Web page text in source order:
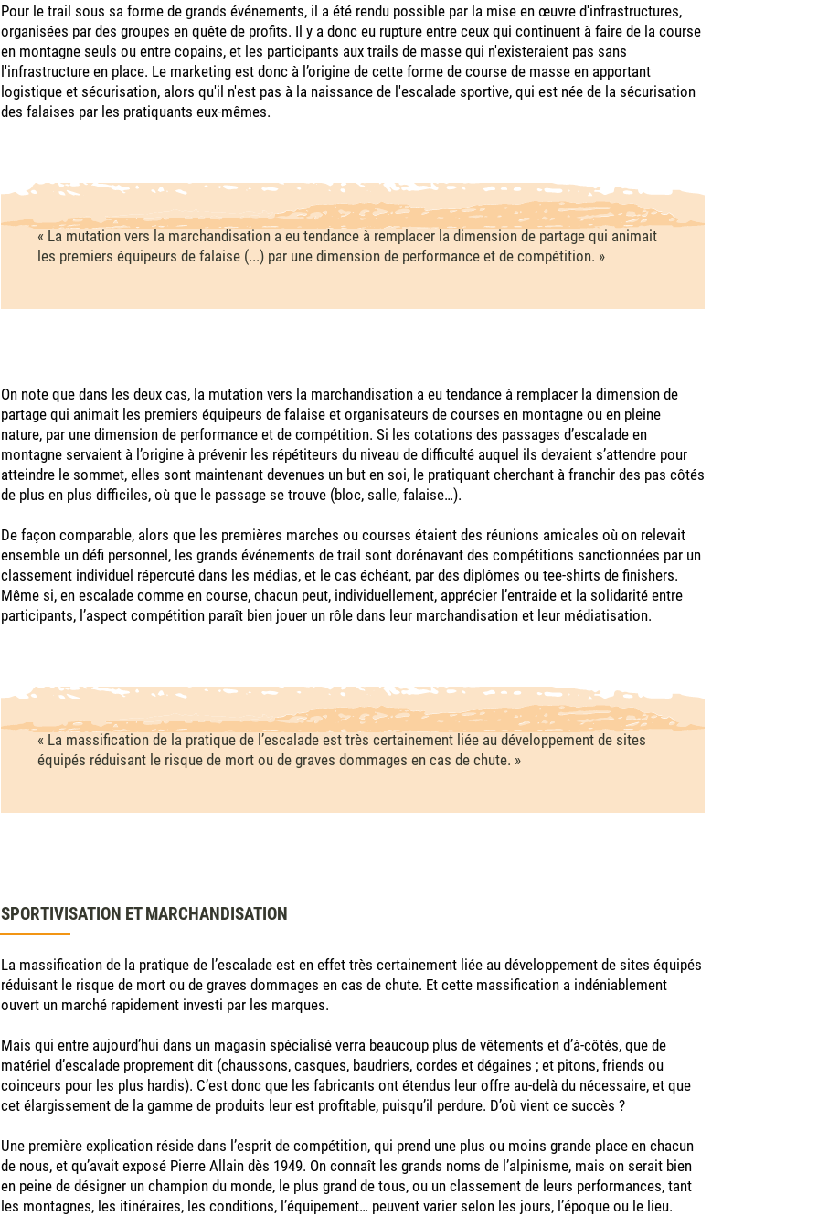
Pour le trail sous sa forme de grands événements, il a été rendu possible par la mise en œuvre d'infrastructures,
organisées par des groupes en quête de profits. Il y a donc eu rupture entre ceux qui continuent à faire de la course
en montagne seuls ou entre copains, et les participants aux trails de masse qui n'existeraient pas sans
l'infrastructure en place. Le marketing est donc à l’origine de cette forme de course de masse en apportant
logistique et sécurisation, alors qu'il n'est pas à la naissance de l'escalade sportive, qui est née de la sécurisation
des falaises par les pratiquants eux-mêmes.
« La mutation vers la marchandisation a eu tendance à remplacer la dimension de partage qui animait
les premiers équipeurs de falaise (...) par une dimension de performance et de compétition. »
On note que dans les deux cas, la mutation vers la marchandisation a eu tendance à remplacer la dimension de
partage qui animait les premiers équipeurs de falaise et organisateurs de courses en montagne ou en pleine
nature, par une dimension de performance et de compétition. Si les cotations des passages d’escalade en
montagne servaient à l’origine à prévenir les répétiteurs du niveau de difficulté auquel ils devaient s’attendre pour
atteindre le sommet, elles sont maintenant devenues un but en soi, le pratiquant cherchant à franchir des pas côtés
de plus en plus difficiles, où que le passage se trouve (bloc, salle, falaise…).
De façon comparable, alors que les premières marches ou courses étaient des réunions amicales où on relevait
ensemble un défi personnel, les grands événements de trail sont dorénavant des compétitions sanctionnées par un
classement individuel répercuté dans les médias, et le cas échéant, par des diplômes ou tee-shirts de finishers.
Même si, en escalade comme en course, chacun peut, individuellement, apprécier l’entraide et la solidarité entre
participants, l’aspect compétition paraît bien jouer un rôle dans leur marchandisation et leur médiatisation.
« La massification de la pratique de l’escalade est très certainement liée au développement de sites
équipés réduisant le risque de mort ou de graves dommages en cas de chute. »
SPORTIVISATION ET MARCHANDISATION
La massification de la pratique de l’escalade est en effet très certainement liée au développement de sites équipés
réduisant le risque de mort ou de graves dommages en cas de chute. Et cette massification a indéniablement
ouvert un marché rapidement investi par les marques.
Mais qui entre aujourd’hui dans un magasin spécialisé verra beaucoup plus de vêtements et d’à-côtés, que de
matériel d’escalade proprement dit (chaussons, casques, baudriers, cordes et dégaines ; et pitons, friends ou
coinceurs pour les plus hardis). C’est donc que les fabricants ont étendus leur offre au-delà du nécessaire, et que
cet élargissement de la gamme de produits leur est profitable, puisqu’il perdure. D’où vient ce succès ?
Une première explication réside dans l’esprit de compétition, qui prend une plus ou moins grande place en chacun
de nous, et qu’avait exposé Pierre Allain dès 1949. On connaît les grands noms de l’alpinisme, mais on serait bien
en peine de désigner un champion du monde, le plus grand de tous, ou un classement de leurs performances, tant
les montagnes, les itinéraires, les conditions, l’équipement… peuvent varier selon les jours, l’époque ou le lieu.